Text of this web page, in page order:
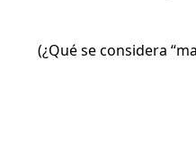
(¿Qué se considera